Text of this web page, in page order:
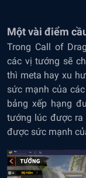
Một vài điểm
Trong Call of
các vị tướng sẽ
thì meta hay xu
sức mạnh của
bảng xếp hạng
tướng lúc được
được sức mạnh